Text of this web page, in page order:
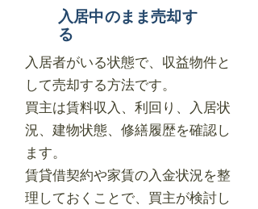
入居中のまま売却す
る
入居者がいる状態で、収益物件と
して売却する方法です。
買主は賃料収入、利回り、入居状
況、建物状態、修繕履歴を確認し
ます。
賃貸借契約や家賃の入金状況を整
理しておくことで、買主が検討し